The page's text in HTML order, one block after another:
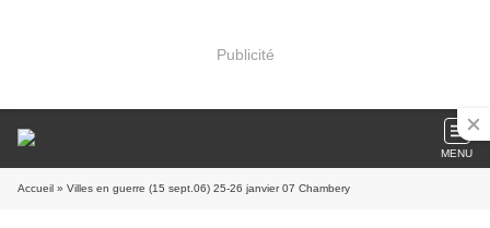
Publicité
MENU
Accueil » Villes en guerre (15 sept.06) 25-26 janvier 07 Chambery